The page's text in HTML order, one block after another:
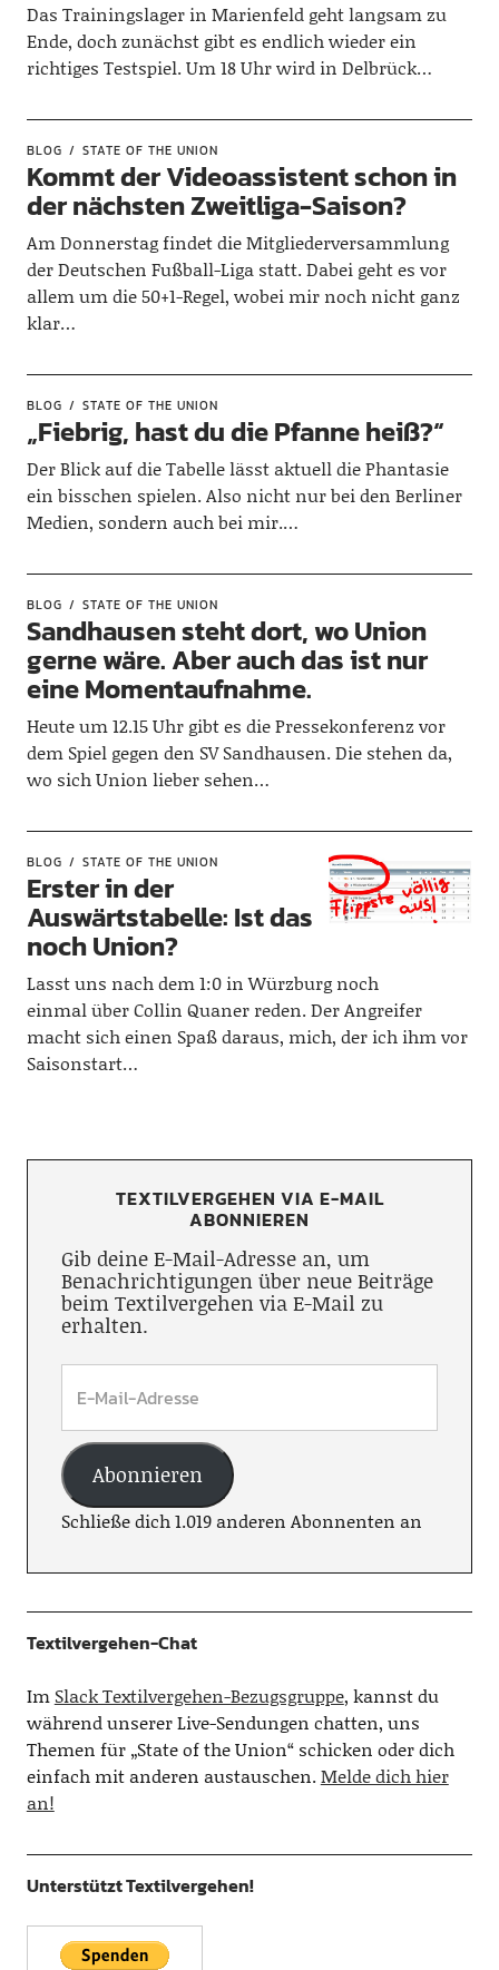
Das Trainingslager in Marienfeld geht langsam zu
Ende, doch zunächst gibt es endlich wieder ein
richtiges Testspiel. Um 18 Uhr wird in Delbrück…
BLOG STATE OF THE UNION
Kommt der Videoassistent schon in
der nächsten Zweitliga-Saison?
Am Donnerstag findet die Mitgliederversammlung
der Deutschen Fußball-Liga statt. Dabei geht es vor
allem um die 50+1-Regel, wobei mir noch nicht ganz
klar…
BLOG STATE OF THE UNION
„Fiebrig, hast du die Pfanne heiß?“
Der Blick auf die Tabelle lässt aktuell die Phantasie
ein bisschen spielen. Also nicht nur bei den Berliner
Medien, sondern auch bei mir.…
BLOG STATE OF THE UNION
Sandhausen steht dort, wo Union
gerne wäre. Aber auch das ist nur
eine Momentaufnahme.
Heute um 12.15 Uhr gibt es die Pressekonferenz vor
dem Spiel gegen den SV Sandhausen. Die stehen da,
wo sich Union lieber sehen…
BLOG STATE OF THE UNION
Erster in der
Auswärtstabelle: Ist das
noch Union?
Lasst uns nach dem 1:0 in Würzburg noch
einmal über Collin Quaner reden. Der Angreifer
macht sich einen Spaß daraus, mich, der ich ihm vor
Saisonstart…
TEXTILVERGEHEN VIA E-MAIL
ABONNIEREN
Gib deine E-Mail-Adresse an, um
Benachrichtigungen über neue Beiträge
beim Textilvergehen via E-Mail zu
erhalten.
Abonnieren
Schließe dich 1.019 anderen Abonnenten an
Textilvergehen-Chat
Im Slack Textilvergehen-Bezugsgruppe, kannst du
während unserer Live-Sendungen chatten, uns
Themen für „State of the Union“ schicken oder dich
einfach mit anderen austauschen.Melde dich hier
an!
Unterstützt Textilvergehen!